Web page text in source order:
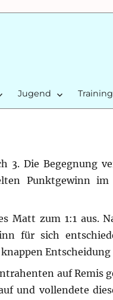
Jugend Training
3. Die Begegnung
Punktgewinn im
Matt zum 1:1 aus.
für sich
Entscheidung
auf Remis
und vollendete